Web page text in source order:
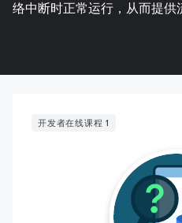
络中断时正常运行，从而提供
开发者在线课程 1